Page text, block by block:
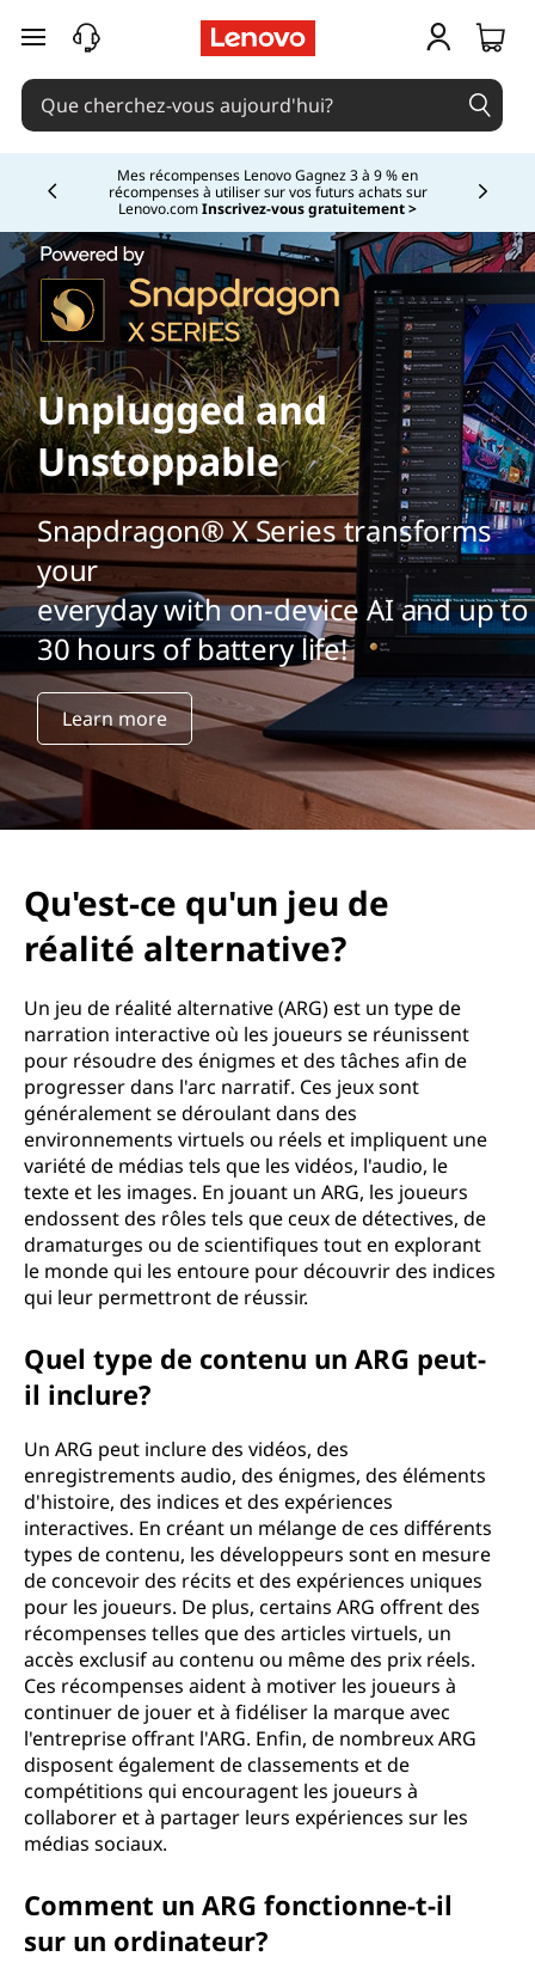
passer au contenu principal
Mes récompenses Lenovo Gagnez 3 à 9 % en
récompenses à utiliser sur vos futurs achats sur
Lenovo.comInscrivez-vous gratuitement >
Currently displaying item 2 of
Unplugged and
Unstoppable
Snapdragon® X Series transforms
your
everyday with on-device AI and up to
30 hours of battery life!
Learn more
Qu'est-ce qu'un jeu de
réalité alternative?
Un jeu de réalité alternative (ARG) est un type de
narration interactive où les joueurs se réunissent
pour résoudre des énigmes et des tâches afin de
progresser dans l'arc narratif. Ces jeux sont
généralement se déroulant dans des
environnements virtuels ou réels et impliquent une
variété de médias tels que les vidéos, l'audio, le
texte et les images. En jouant un ARG, les joueurs
endossent des rôles tels que ceux de détectives, de
dramaturges ou de scientifiques tout en explorant
le monde qui les entoure pour découvrir des indices
qui leur permettront de réussir.
Quel type de contenu un ARG peut-
il inclure?
Un ARG peut inclure des vidéos, des
enregistrements audio, des énigmes, des éléments
d'histoire, des indices et des expériences
interactives. En créant un mélange de ces différents
types de contenu, les développeurs sont en mesure
de concevoir des récits et des expériences uniques
pour les joueurs. De plus, certains ARG offrent des
récompenses telles que des articles virtuels, un
accès exclusif au contenu ou même des prix réels.
Ces récompenses aident à motiver les joueurs à
continuer de jouer et à fidéliser la marque avec
l'entreprise offrant l'ARG. Enfin, de nombreux ARG
disposent également de classements et de
compétitions qui encouragent les joueurs à
collaborer et à partager leurs expériences sur les
médias sociaux.
Comment un ARG fonctionne-t-il
sur un ordinateur?